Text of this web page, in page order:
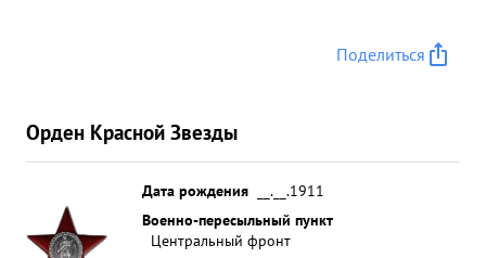
боевой Задачи по борьбе с противником. ...»
Поделиться
Орден Красной Звезды
Дата рождения
__.__.1911
Военно-пересыльный пункт
Центральный фронт